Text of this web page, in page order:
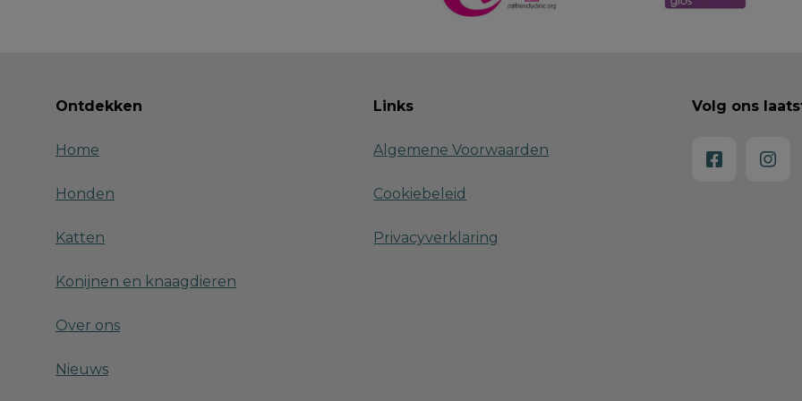
Ontdekken
Home
Honden
Katten
Konijnen en knaagdieren
Over ons
Nieuws
Links
Algemene Voorwaarden
Cookiebeleid
Privacyverklaring
Volg ons